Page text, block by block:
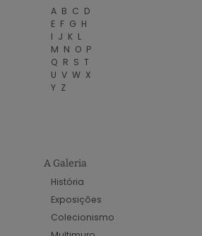
A B C D
E F G H
I J K L
M N O P
Q R S T
U V W X
Y Z
A Galeria
História
Exposições
Colecionismo